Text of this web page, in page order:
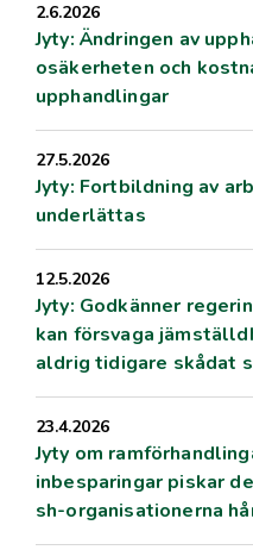
2.6.2026
Jyty: Ändringen av
osäkerheten och
upphandlingar
27.5.2026
Jyty: Fortbildning av
underlättas
12.5.2026
Jyty: Godkänner
kan försvaga
aldrig tidigare skådat
23.4.2026
Jyty om
inbesparingar piskar
sh-organisationerna